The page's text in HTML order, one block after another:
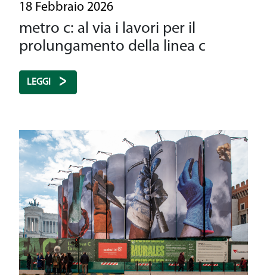
18 Febbraio 2026
metro c: al via i lavori per il
prolungamento della linea c
LEGGI